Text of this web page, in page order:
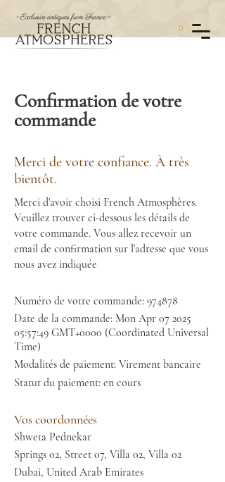
0
Confirmation de votre
commande
Merci de votre confiance. À très
bientôt.
Merci d'avoir choisi French Atmosphères.
Veuillez trouver ci-dessous les détails de
votre commande. Vous allez recevoir un
email de confirmation sur l'adresse que vous
nous avez indiquée
Numéro de votre commande: 974878
Date de la commande: Mon Apr 07 2025
05:57:49 GMT+0000 (Coordinated Universal
Time)
Modalités de paiement: Virement bancaire
Statut du paiement: en cours
Vos coordonnées
Shweta Pednekar
Springs 02, Street 07, Villa 02, Villa 02
Dubai, United Arab Emirates